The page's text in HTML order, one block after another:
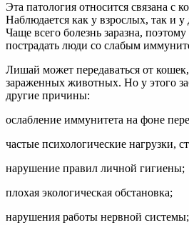
Эта патология относится связана с
Наблюдается как у взрослых, так и у
Чаще всего болезнь заразна,
пострадать люди со слабым
Лишай может передаваться от
зараженных животных. Но у этого
другие причины:
ослабление иммунитета на фоне
частые психологические нагрузки,
нарушение правил личной гигиены;
плохая экологическая обстановка;
нарушения работы нервной системы;